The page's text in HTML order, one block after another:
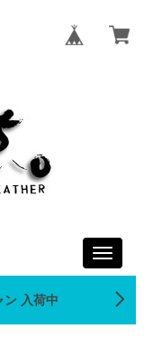
Toggle
入荷中